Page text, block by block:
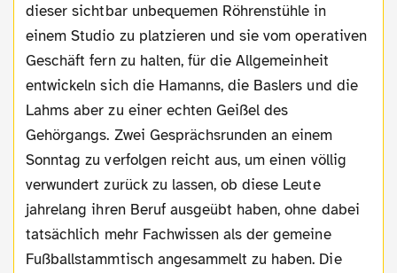
dieser sichtbar unbequemen Röhrenstühle in
einem Studio zu platzieren und sie vom operativen
Geschäft fern zu halten, für die Allgemeinheit
entwickeln sich die Hamanns, die Baslers und die
Lahms aber zu einer echten Geißel des
Gehörgangs. Zwei Gesprächsrunden an einem
Sonntag zu verfolgen reicht aus, um einen völlig
verwundert zurück zu lassen, ob diese Leute
jahrelang ihren Beruf ausgeübt haben, ohne dabei
tatsächlich mehr Fachwissen als der gemeine
Fußballstammtisch angesammelt zu haben. Die